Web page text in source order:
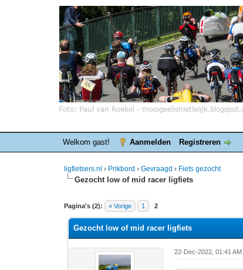
Welkom gast! Aanmelden Registreren
ligfietsers.nl › Prikbord ›Gevraagd › Fiets gezocht
Gezocht low of mid racer ligfiets
Pagina's (2): « Vorige 1 2
0 stemmen - gemiddelde waardering is 0
1
2
3
4
5
Gezocht low of mid racer ligfiets
22-Dec-2022, 01:41 AM